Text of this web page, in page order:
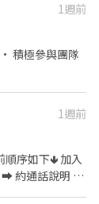
薪 ⭐️晚8班
大夜班
早班09:00-
方專線：03-
私下交易或提
1週前
1週前
➡ 約通話說明 ➡